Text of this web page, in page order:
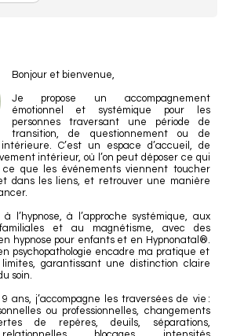
Bonjour et bienvenue,
Je propose un accompagnement
émotionnel et systémique pour les
personnes traversant une période de
transition, de questionnement ou de
C’est un espace d’accueil, de
intérieur, où l’on peut déposer ce qui
ce que les événements viennent toucher
dans les liens, et retrouver une manière
l’hypnose, à l’approche systémique, aux
familiales et au magnétisme, avec des
hypnose pour enfants et en Hypnonatal®.
psychopathologie encadre ma pratique et
garantissant une distinction claire
soin.
ans, j’accompagne les traversées de vie :
ou professionnelles, changements
de repères, deuils, séparations,